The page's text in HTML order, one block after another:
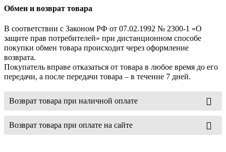
Обмен и возврат товара
В соответствии с Законом РФ от 07.02.1992 № 2300-1 «О
защите прав потребителей» при дистанционном способе
покупки обмен товара происходит через оформление
возврата.
Покупатель вправе отказаться от товара в любое время до его
передачи, а после передачи товара – в течение 7 дней.
Возврат товара при наличной оплате
Возврат товара при оплате на сайте